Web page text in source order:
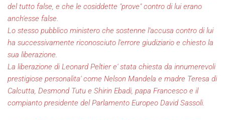
del tutto false, e che le cosiddette "prove" contro di lui erano
anch'esse false.
Lo stesso pubblico ministero che sostenne l'accusa contro di lui
ha successivamente riconosciuto l'errore giudiziario e chiesto la
sua liberazione.
La liberazione di Leonard Peltier e' stata chiesta da innumerevoli
prestigiose personalita' come Nelson Mandela e madre Teresa di
Calcutta, Desmond Tutu e Shirin Ebadi, papa Francesco e il
compianto presidente del Parlamento Europeo David Sassoli.